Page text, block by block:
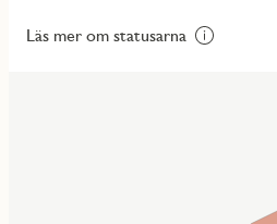
Läs mer om statusarna